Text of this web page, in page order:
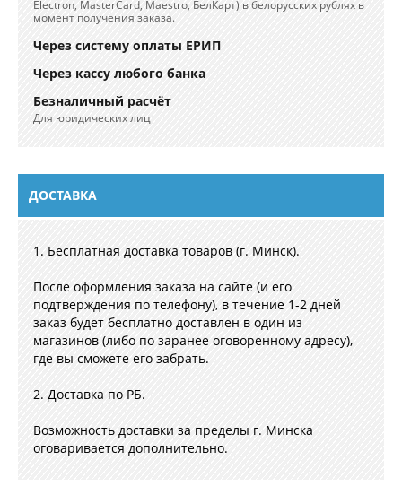
Electron, MasterCard, Maestro, БелКарт) в белорусских рублях в
момент получения заказа.
Через систему оплаты ЕРИП
Через кассу любого банка
Безналичный расчёт
Для юридических лиц
ДОСТАВКА
1. Бесплатная доставка товаров (г. Минск).
После оформления заказа на сайте (и его
подтверждения по телефону), в течение 1-2 дней
заказ будет бесплатно доставлен в один из
магазинов (либо по заранее оговоренному адресу),
где вы сможете его забрать.
2. Доставка по РБ.
Возможность доставки за пределы г. Минска
оговаривается дополнительно.